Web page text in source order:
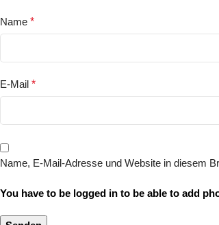
Name *
E-Mail *
Name, E-Mail-Adresse und Website in diesem
You have to be logged in to be able to add